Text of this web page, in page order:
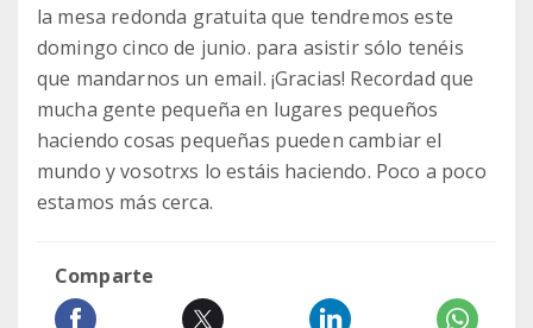
la mesa redonda gratuita que tendremos este
domingo cinco de junio. para asistir sólo tenéis
que mandarnos un email. ¡Gracias! Recordad que
mucha gente pequeña en lugares pequeños
haciendo cosas pequeñas pueden cambiar el
mundo y vosotrxs lo estáis haciendo. Poco a poco
estamos más cerca.
Comparte